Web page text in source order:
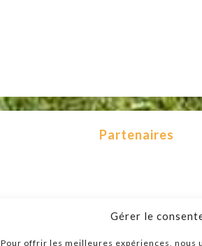
Gérer le
Pour offrir les meilleures expériences, nous
Partenaires